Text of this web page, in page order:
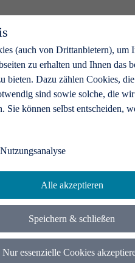
(auch von Drittanbietern), um
zu erhalten und Ihnen das
bieten. Dazu zählen Cookies,
sind sowie solche, die
Sie können selbst entscheiden,
Nutzungsanalyse
Alle akzeptieren
Speichern & schließen
Nur essenzielle Cookies
eine Bühne